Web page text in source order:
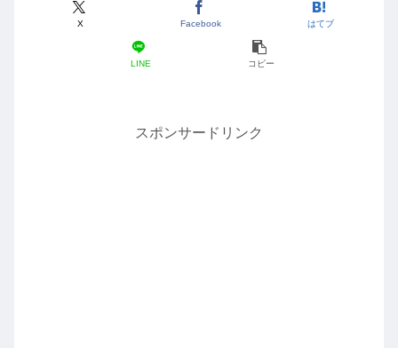
X Facebook はてブ
LINE コピー
スポンサードリンク